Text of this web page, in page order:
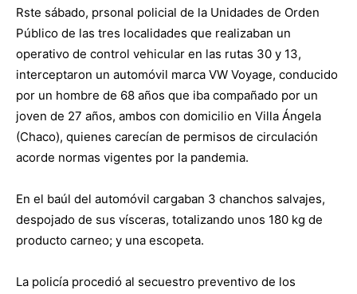
Rste sábado, prsonal policial de la Unidades de Orden
Público de las tres localidades que realizaban un
operativo de control vehicular en las rutas 30 y 13,
interceptaron un automóvil marca VW Voyage, conducido
por un hombre de 68 años que iba compañado por un
joven de 27 años, ambos con domicilio en Villa Ángela
(Chaco), quienes carecían de permisos de circulación
acorde normas vigentes por la pandemia.
En el baúl del automóvil cargaban 3 chanchos salvajes,
despojado de sus vísceras, totalizando unos 180 kg de
producto carneo; y una escopeta.
La policía procedió al secuestro preventivo de los